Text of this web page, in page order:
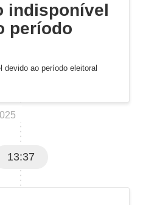
indisponível
período
devido ao período eleitoral
13:37